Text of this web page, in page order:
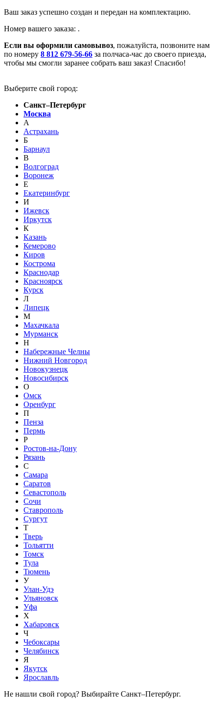
Ваш заказ успешно создан и передан на комплектацию.
Номер вашего заказа: .
Если вы оформили самовывоз, пожалуйста, позвоните нам
по номеру 8 812 679-56-66 за полчаса-час до своего приезда,
чтобы мы смогли заранее собрать ваш заказ! Спасибо!
Выберите свой город:
Санкт–Петербург
Москва
А
Астрахань
Б
Барнаул
В
Волгоград
Воронеж
Е
Екатеринбург
И
Ижевск
Иркутск
К
Казань
Кемерово
Киров
Кострома
Краснодар
Красноярск
Курск
Л
Липецк
М
Махачкала
Мурманск
Н
Набережные Челны
Нижний Новгород
Новокузнецк
Новосибирск
О
Омск
Оренбург
П
Пенза
Пермь
Р
Ростов-на-Дону
Рязань
С
Самара
Саратов
Севастополь
Сочи
Ставрополь
Сургут
Т
Тверь
Тольятти
Томск
Тула
Тюмень
У
Улан-Удэ
Ульяновск
Уфа
Х
Хабаровск
Ч
Чебоксары
Челябинск
Я
Якутск
Ярославль
Не нашли свой город? Выбирайте Санкт–Петербург.